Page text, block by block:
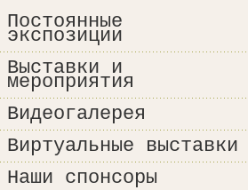
Постоянные
экспозиции
Выставки и
мероприятия
Видеогалерея
Виртуальные выставки
Наши спонсоры